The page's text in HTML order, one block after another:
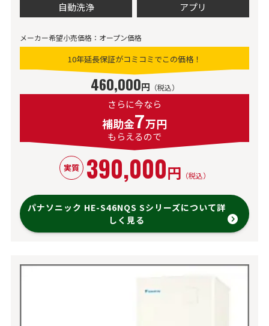
自動洗浄
アプリ
メーカー希望小売価格：オープン価格
10年延長保証がコミコミでこの価格！
460,000円 （税込）
さらに今なら
補助金7万円
もらえるので
実質 390,000円 （税込）
パナソニック HE-S46NQS Sシリーズについて詳
しく見る